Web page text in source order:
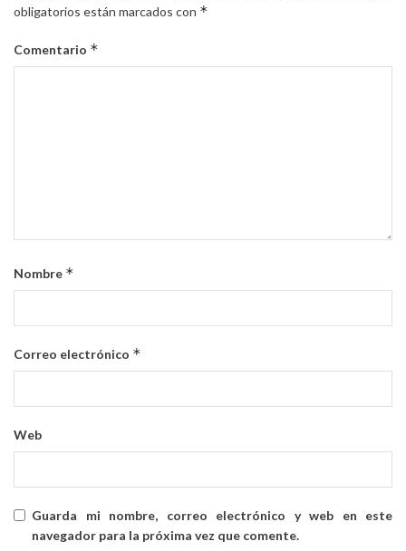
obligatorios están marcados con *
Comentario *
Nombre *
Correo electrónico *
Web
Guarda mi nombre, correo electrónico y web en este
navegador para la próxima vez que comente.